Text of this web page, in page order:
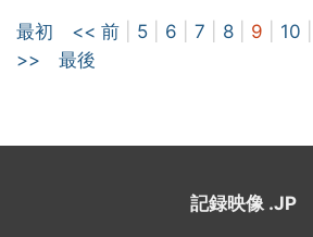
最初 << 前 5 6 7 8 9 10
>>
最後
記録映像 .JP